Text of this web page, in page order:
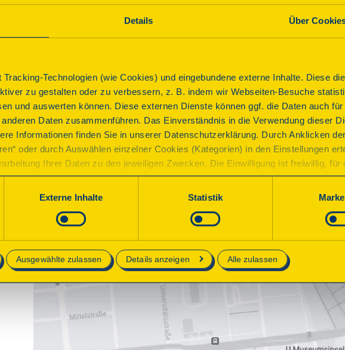
Details Über
Technologien (wie Cookies) und eingebundene externe Inhalte. Diese
zu gestalten oder zu verbessern, z. B. indem wir Webseiten-Besuche
und auswerten können. Diese externen Dienste können ggf. die Daten auch für
Daten zusammenführen. Das Einverständnis in die Verwendung dieser
Informationen finden Sie in unserer Datenschutzerklärung. Durch Anklicken der
oder durch Auswählen einzelner Cookies (Kategorien) in den Einstellungen
Ihrer Daten zu den jeweiligen Zwecken. Die Einwilligung ist freiwillig, für
und kann jederzeit aktualisiert oder widerrufen werden. Wenn Sie das
nur essenzielle Cookies auf der Webseite gesetzt, die technisch notwendig
Externe Inhalte Statistik
Ausgewählte zulassen Details anzeigen Alle zulassen